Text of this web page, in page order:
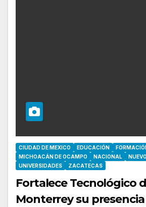
CIUDAD DE MEXICO EDUCACIÓN
MICHOACÁN DE OCAMPO
NACIONAL
UNIVERSIDADES
ZACATECAS
Fortalece Tecnológico
Monterrey su